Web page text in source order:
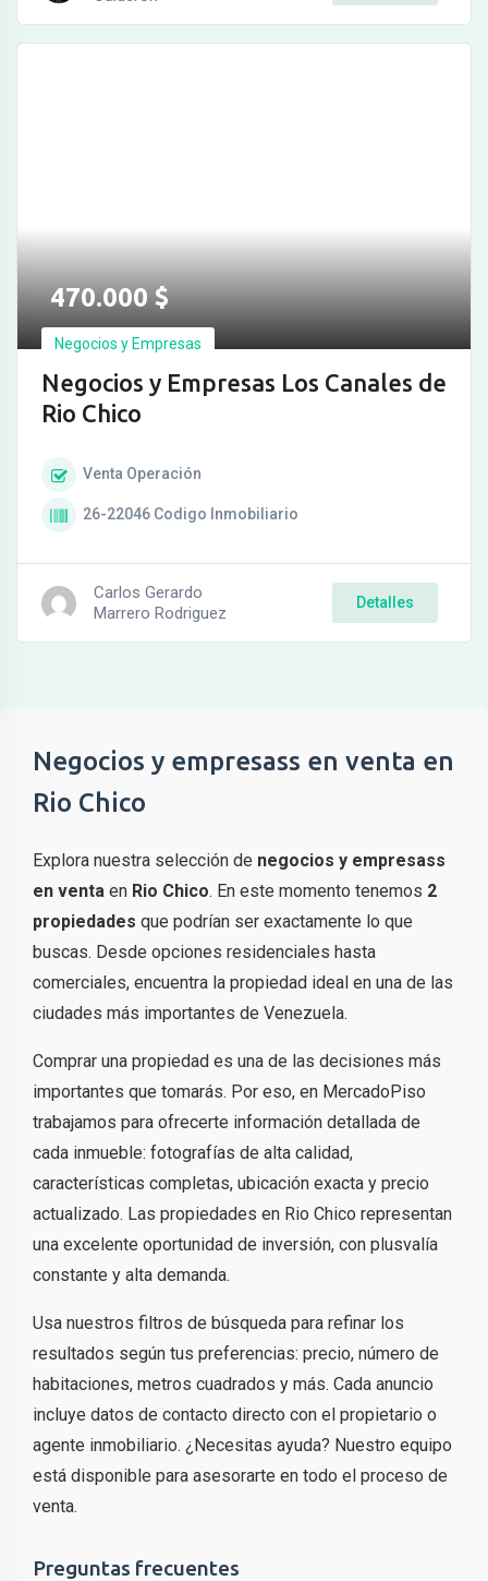
470.000$
Negocios y Empresas
Negocios y Empresas Los Canales de
Rio Chico
Venta Operación
26-22046 Codigo Inmobiliario
Carlos Gerardo
Marrero Rodriguez
Detalles
Negocios y empresass en venta en
Rio Chico
Explora nuestra selección de negocios y empresass
en venta en Rio Chico. En este momento tenemos 2
propiedades que podrían ser exactamente lo que
buscas. Desde opciones residenciales hasta
comerciales, encuentra la propiedad ideal en una de las
ciudades más importantes de Venezuela.
Comprar una propiedad es una de las decisiones más
importantes que tomarás. Por eso, en MercadoPiso
trabajamos para ofrecerte información detallada de
cada inmueble: fotografías de alta calidad,
características completas, ubicación exacta y precio
actualizado. Las propiedades en Rio Chico representan
una excelente oportunidad de inversión, con plusvalía
constante y alta demanda.
Usa nuestros filtros de búsqueda para refinar los
resultados según tus preferencias: precio, número de
habitaciones, metros cuadrados y más. Cada anuncio
incluye datos de contacto directo con el propietario o
agente inmobiliario. ¿Necesitas ayuda? Nuestro equipo
está disponible para asesorarte en todo el proceso de
venta.
Preguntas frecuentes